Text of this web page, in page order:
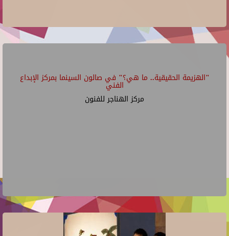
"الهزيمة الحقيقية.. ما هي؟" في صالون السينما بمركز الإبداع
الفني
مركز الهناجر للفنون